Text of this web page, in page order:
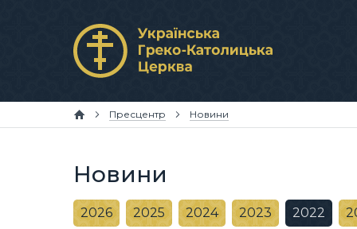
Пресцентр Новини
Новини
2026 2025 2024 2023 2022